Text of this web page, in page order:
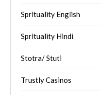
Sprituality English
Sprituality Hindi
Stotra/ Stuti
Trustly Casinos